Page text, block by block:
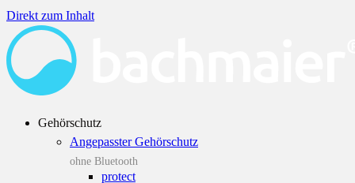
Direkt zum Inhalt
Gehörschutz
Angepasster Gehörschutz
ohne Bluetooth
protect